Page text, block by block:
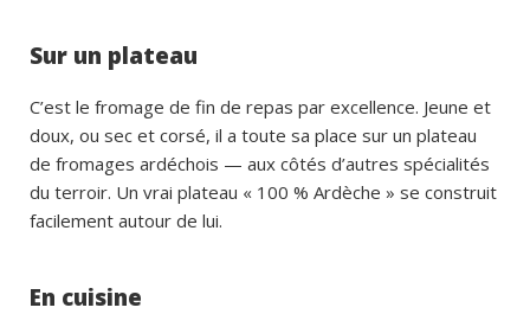
Sur un plateau
C’est le fromage de fin de repas par excellence. Jeune et
doux, ou sec et corsé, il a toute sa place sur un plateau
de fromages ardéchois — aux côtés d’autres spécialités
du terroir. Un vrai plateau « 100 % Ardèche » se construit
facilement autour de lui.
En cuisine